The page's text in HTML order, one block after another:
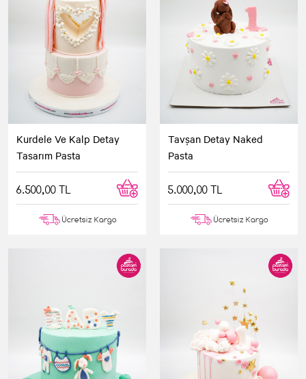
Kurdele Ve Kalp Detay
Tasarım Pasta
6.500,00 TL
Ücretsiz Kargo
Tavşan Detay Naked
Pasta
5.000,00 TL
Ücretsiz Kargo